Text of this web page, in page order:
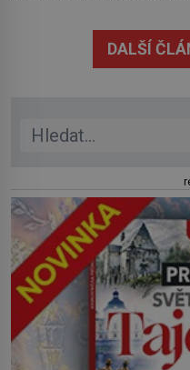
lidstvo pracovalo.
vysycháním. Dá se říct,
DALŠÍ